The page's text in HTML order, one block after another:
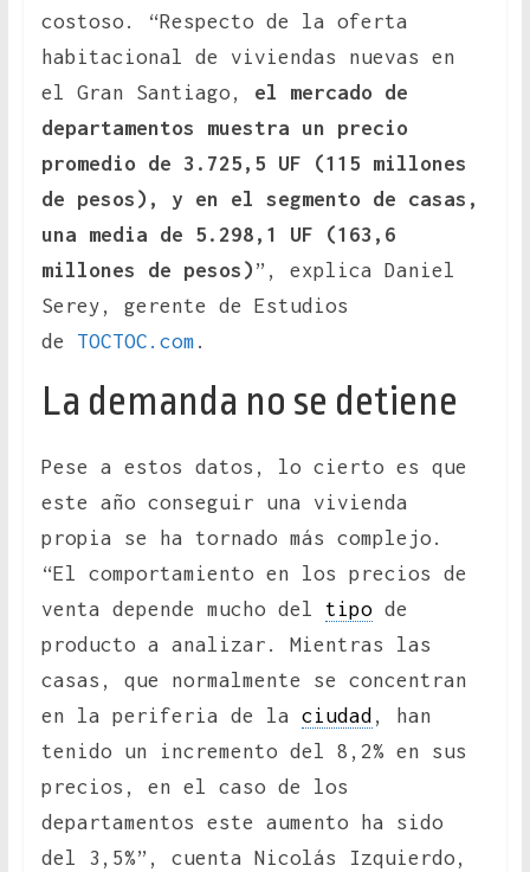
costoso. “Respecto de la oferta
habitacional de viviendas nuevas en
el Gran Santiago, el mercado de
departamentos muestra un precio
promedio de 3.725,5 UF (115 millones
de pesos), y en el segmento de casas,
una media de 5.298,1 UF (163,6
millones de pesos) ”, explica Daniel
Serey, gerente de Estudios
de TOCTOC.com .
La demanda no se detiene
Pese a estos datos, lo cierto es que
este año conseguir una vivienda
propia se ha tornado más complejo.
“El comportamiento en los precios de
venta depende mucho del tipode
producto a analizar. Mientras las
casas, que normalmente se concentran
en la periferia de la ciudad , han
tenido un incremento del 8,2% en sus
precios, en el caso de los
departamentos este aumento ha sido
del 3,5%”, cuenta Nicolás Izquierdo,